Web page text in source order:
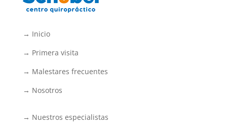
→ Inicio
→ Primera visita
→ Malestares frecuentes
→ Nosotros
→ Nuestros especialistas